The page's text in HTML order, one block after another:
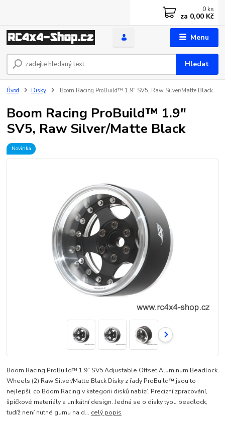
Menu
Hledat
0 ks
za 0,00 Kč
Úvod Disky Boom Racing ProBuild™ 1.9" SV5, Raw Silver/Matte Black
Boom Racing ProBuild™ 1.9"
SV5, Raw Silver/Matte Black
Novinka
Boom Racing ProBuild™ 1.9" SV5 Adjustable Offset Aluminum Beadlock
Wheels (2) Raw Silver/Matte Black Disky z řady ProBuild™ jsou to
nejlepší, co Boom Racing v kategorii disků nabízí. Precizní zpracování,
špičkové materiály a unikátní design. Jedná se o disky typu beadlock,
tudíž není nutné gumu na d... celý popis